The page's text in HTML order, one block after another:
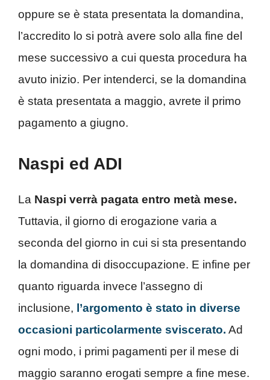
oppure se è stata presentata la domandina,
l’accredito lo si potrà avere solo alla fine del
mese successivo a cui questa procedura ha
avuto inizio. Per intenderci, se la domandina
è stata presentata a maggio, avrete il primo
pagamento a giugno.
Naspi ed ADI
La Naspi verrà pagata entro metà mese.
Tuttavia, il giorno di erogazione varia a
seconda del giorno in cui si sta presentando
la domandina di disoccupazione. E infine per
quanto riguarda invece l’assegno di
inclusione, l’argomento è stato in diverse
occasioni particolarmente sviscerato. Ad
ogni modo, i primi pagamenti per il mese di
maggio saranno erogati sempre a fine mese.